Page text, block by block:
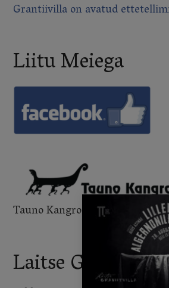
Grantiivilla on avatud
Liitu Meiega
Tauno Kangro FB leht
Laitse